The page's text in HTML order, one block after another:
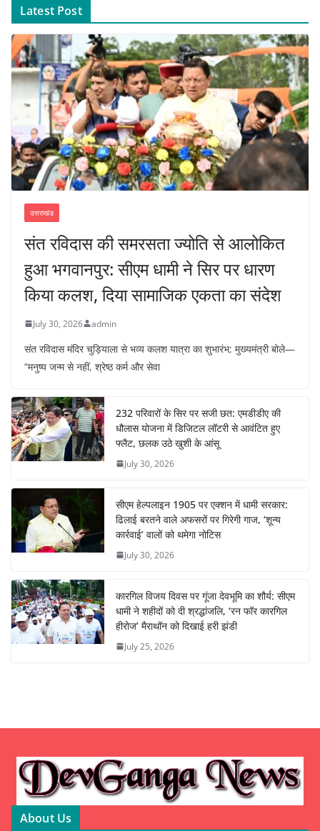
Latest Post
उत्तराखंड
संत रविदास की समरसता ज्योति से आलोकित
हुआ भगवानपुर: सीएम धामी ने सिर पर धारण
किया कलश, दिया सामाजिक एकता का संदेश
July 30, 2026 admin
संत रविदास मंदिर चुड़ियाला से भव्य कलश यात्रा का शुभारंभ; मुख्यमंत्री बोले—
“मनुष्य जन्म से नहीं, श्रेष्ठ कर्म और सेवा
232 परिवारों के सिर पर सजी छत: एमडीडीए की
धौलास योजना में डिजिटल लॉटरी से आवंटित हुए
फ्लैट, छलक उठे खुशी के आंसू
July 30, 2026
सीएम हेल्पलाइन 1905 पर एक्शन में धामी सरकार:
ढिलाई बरतने वाले अफसरों पर गिरेगी गाज, ‘शून्य
कार्रवाई’ वालों को थमेगा नोटिस
July 30, 2026
कारगिल विजय दिवस पर गूंजा देवभूमि का शौर्य: सीएम
धामी ने शहीदों को दी श्रद्धांजलि, ‘रन फॉर कारगिल
हीरोज’ मैराथॉन को दिखाई हरी झंडी
July 25, 2026
About Us